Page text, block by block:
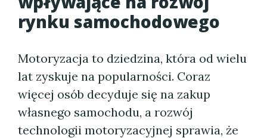
rynku samochodowego
Motoryzacja to dziedzina, która od wielu
lat zyskuje na popularności. Coraz
więcej osób decyduje się na zakup
własnego samochodu, a rozwój
technologii motoryzacyjnej sprawia, że